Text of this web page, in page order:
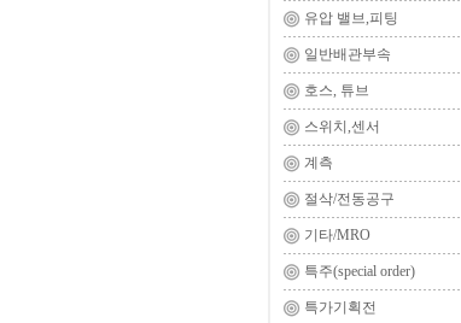
유압 밸브,피팅
일반배관부속
호스, 튜브
스위치,센서
계측
절삭/전동공구
기타/MRO
특주(special order)
특가기획전